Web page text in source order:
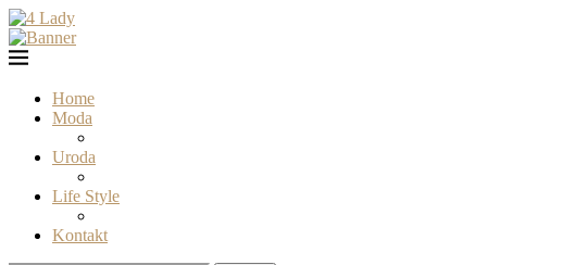
Home
Moda
Uroda
Life Style
Kontakt